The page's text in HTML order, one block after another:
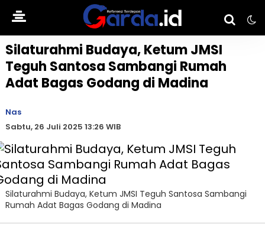
Silaturahmi Budaya, Ketum JMSI
Teguh Santosa Sambangi Rumah
Adat Bagas Godang di Madina
Nas
Sabtu, 26 Juli 2025 13:26 WIB
Silaturahmi Budaya, Ketum JMSI Teguh Santosa Sambangi
Rumah Adat Bagas Godang di Madina